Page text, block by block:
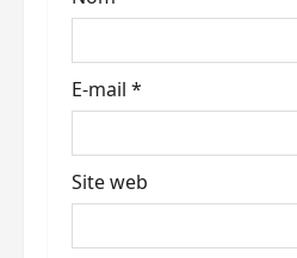
i
c
l
e
E-mail *
Site web